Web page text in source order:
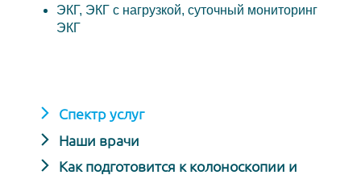
ЭКГ, ЭКГ с нагрузкой, суточный мониторинг
ЭКГ
Спектр услуг
Наши врачи
Как подготовится к колоноскопии и